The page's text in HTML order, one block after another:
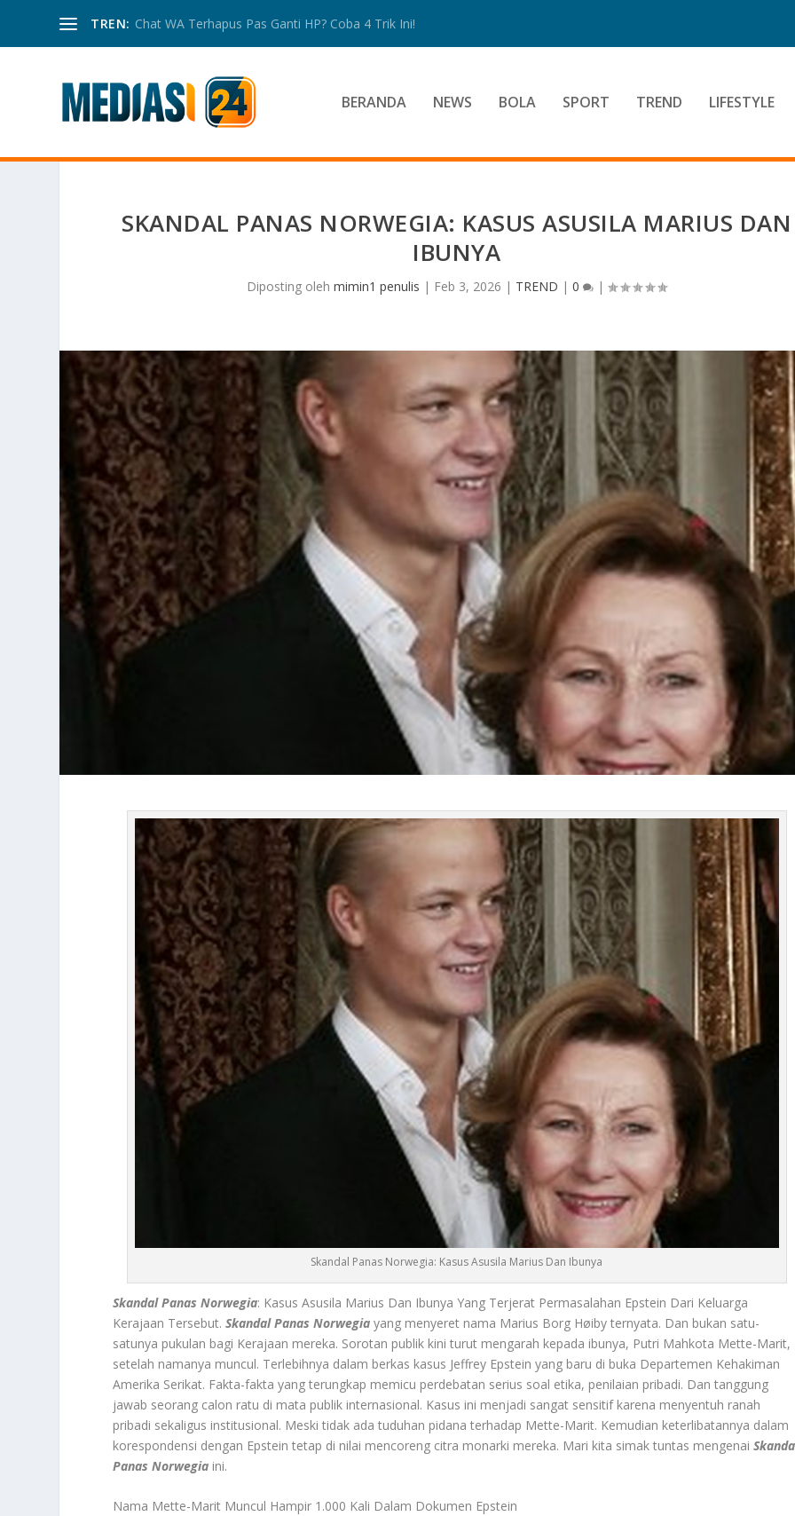
TREN: Chat WA Terhapus Pas Ganti HP? Coba 4 Trik Ini!
BERANDA NEWS BOLA SPORT TREND LIFESTYLE
SKANDAL PANAS NORWEGIA: KASUS ASUSILA MARIUS DAN
IBUNYA
Diposting olehmimin1 penulis | Feb 3, 2026 | TREND |0 |
Skandal Panas Norwegia: Kasus Asusila Marius Dan Ibunya
Skandal Panas Norwegia: Kasus Asusila Marius Dan Ibunya Yang Terjerat Permasalahan Epstein Dari Keluarga
Kerajaan Tersebut.Skandal Panas Norwegia yang menyeret nama Marius Borg Høiby ternyata. Dan bukan satu-
satunya pukulan bagi Kerajaan mereka. Sorotan publik kini turut mengarah kepada ibunya, Putri Mahkota Mette-Marit,
setelah namanya muncul. Terlebihnya dalam berkas kasus Jeffrey Epstein yang baru di buka Departemen Kehakiman
Amerika Serikat. Fakta-fakta yang terungkap memicu perdebatan serius soal etika, penilaian pribadi. Dan tanggung
jawab seorang calon ratu di mata publik internasional. Kasus ini menjadi sangat sensitif karena menyentuh ranah
pribadi sekaligus institusional. Meski tidak ada tuduhan pidana terhadap Mette-Marit. Kemudian keterlibatannya dalam
korespondensi dengan Epstein tetap di nilai mencoreng citra monarki mereka. Mari kita simak tuntas mengenai
Panas Norwegia ini.
Nama Mette-Marit Muncul Hampir 1.000 Kali Dalam Dokumen Epstein